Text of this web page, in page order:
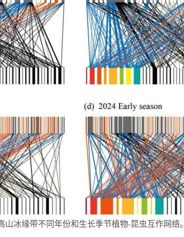
山冰缘带不同年份和生长季节植物-昆虫互作网络。